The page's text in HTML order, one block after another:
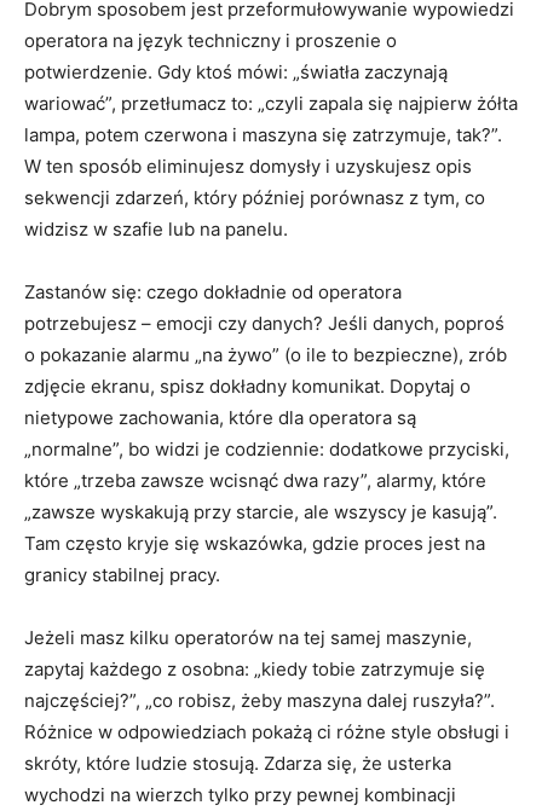
Dobrym sposobem jest przeformułowywanie wypowiedzi
operatora na język techniczny i proszenie o
potwierdzenie. Gdy ktoś mówi: „światła zaczynają
wariować”, przetłumacz to: „czyli zapala się najpierw żółta
lampa, potem czerwona i maszyna się zatrzymuje, tak?”.
W ten sposób eliminujesz domysły i uzyskujesz opis
sekwencji zdarzeń, który później porównasz z tym, co
widzisz w szafie lub na panelu.
Zastanów się: czego dokładnie od operatora
potrzebujesz – emocji czy danych? Jeśli danych, poproś
o pokazanie alarmu „na żywo” (o ile to bezpieczne), zrób
zdjęcie ekranu, spisz dokładny komunikat. Dopytaj o
nietypowe zachowania, które dla operatora są
„normalne”, bo widzi je codziennie: dodatkowe przyciski,
które „trzeba zawsze wcisnąć dwa razy”, alarmy, które
„zawsze wyskakują przy starcie, ale wszyscy je kasują”.
Tam często kryje się wskazówka, gdzie proces jest na
granicy stabilnej pracy.
Jeżeli masz kilku operatorów na tej samej maszynie,
zapytaj każdego z osobna: „kiedy tobie zatrzymuje się
najczęściej?”, „co robisz, żeby maszyna dalej ruszyła?”.
Różnice w odpowiedziach pokażą ci różne style obsługi i
skróty, które ludzie stosują. Zdarza się, że usterka
wychodzi na wierzch tylko przy pewnej kombinacji